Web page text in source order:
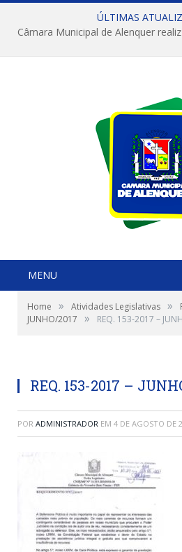
ÚLTIMAS
MENU
Home » Atividades Legislativas »
JUNHO/2017
» REQ. 153-2017 –
REQ. 153-2017 –
POR ADMINISTRADOR EM 4 DE AGOSTO DE